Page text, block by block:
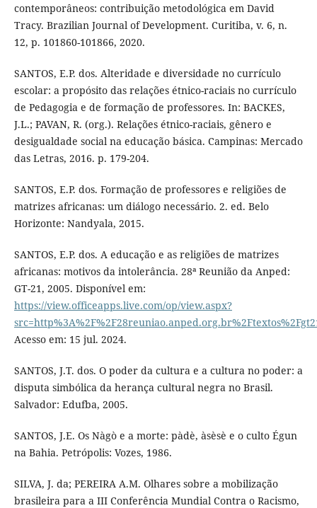
contemporâneos: contribuição metodológica em David
Tracy. Brazilian Journal of Development. Curitiba, v. 6, n.
12, p. 101860-101866, 2020.
SANTOS, E.P. dos. Alteridade e diversidade no currículo
escolar: a propósito das relações étnico-raciais no currículo
de Pedagogia e de formação de professores. In: BACKES,
J.L.; PAVAN, R. (org.). Relações étnico-raciais, gênero e
desigualdade social na educação básica. Campinas: Mercado
das Letras, 2016. p. 179-204.
SANTOS, E.P. dos. Formação de professores e religiões de
matrizes africanas: um diálogo necessário. 2. ed. Belo
Horizonte: Nandyala, 2015.
SANTOS, E.P. dos. A educação e as religiões de matrizes
africanas: motivos da intolerância. 28ª Reunião da Anped:
GT-21, 2005. Disponível em:
https://view.officeapps.live.com/op/view.aspx?
Acesso em: 15 jul. 2024.
SANTOS, J.T. dos. O poder da cultura e a cultura no poder: a
disputa simbólica da herança cultural negra no Brasil.
Salvador: Edufba, 2005.
SANTOS, J.E. Os Nàgò e a morte: pàdè, àsèsè e o culto Égun
na Bahia. Petrópolis: Vozes, 1986.
SILVA, J. da; PEREIRA A.M. Olhares sobre a mobilização
brasileira para a III Conferência Mundial Contra o Racismo,